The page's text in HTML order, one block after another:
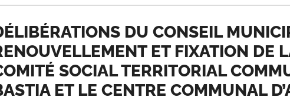
DU CONSEIL
ET FIXATION DE
SOCIAL TERRITORIAL
ET LE CENTRE COMMUNAL